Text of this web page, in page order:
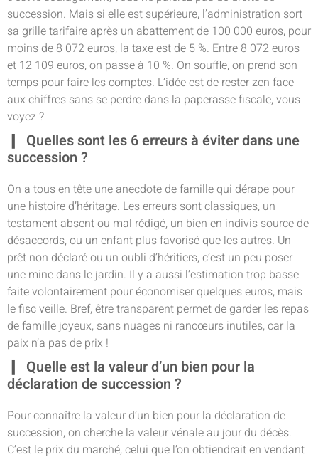
succession. Mais si elle est supérieure, l’administration sort
sa grille tarifaire après un abattement de 100 000 euros, pour
moins de 8 072 euros, la taxe est de 5 %. Entre 8 072 euros
et 12 109 euros, on passe à 10 %. On souffle, on prend son
temps pour faire les comptes. L’idée est de rester zen face
aux chiffres sans se perdre dans la paperasse fiscale, vous
voyez ?
Quelles sont les 6 erreurs à éviter dans une
succession ?
On a tous en tête une anecdote de famille qui dérape pour
une histoire d’héritage. Les erreurs sont classiques, un
testament absent ou mal rédigé, un bien en indivis source de
désaccords, ou un enfant plus favorisé que les autres. Un
prêt non déclaré ou un oubli d’héritiers, c’est un peu poser
une mine dans le jardin. Il y a aussi l’estimation trop basse
faite volontairement pour économiser quelques euros, mais
le fisc veille. Bref, être transparent permet de garder les repas
de famille joyeux, sans nuages ni rancœurs inutiles, car la
paix n’a pas de prix !
Quelle est la valeur d’un bien pour la
déclaration de succession ?
Pour connaître la valeur d’un bien pour la déclaration de
succession, on cherche la valeur vénale au jour du décès.
C’est le prix du marché, celui que l’on obtiendrait en vendant